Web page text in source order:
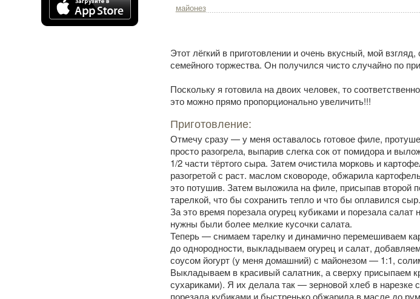
майонез
Этот лёгкий в приготовлении и очень вкусный, мой
семейного торжества. Он получился чисто случайно по
Поскольку я готовила на двоих человек, то
это можно прямо пропорционально увеличить!!!
Приготовление:
Отмечу сразу — у меня оставалось готовое филе,
просто разогрела, выпарив слегка сок от помидора и
1/2 части тёртого сыра. Затем очистила морковь и
разогретой с раст. маслом сковороде, обжарила
это потушив. Затем выложила на филе, присыпав второй
тарелкой, что бы сохранить тепло и что бы оплавился сыр.
За это время порезала огурец кубиками и порезала
нужны были более мелкие кусочки салата.
Теперь — снимаем тарелку и динамично перемешиваем
до однородности, выкладываем огурец и салат,
соусом йогурт (у меня домашний) с майонезом — 1:1,
Выкладываем в красивый салатник, а сверху присыпаем
сухариками). Я их делала так — зерновой хлеб в нарезке
порезала кубиками и быстренько обжарила в масле до